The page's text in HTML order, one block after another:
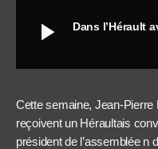
play_arrow
Cette semaine, Jean-
reçoivent un Héraultais
président de l’assemblée n